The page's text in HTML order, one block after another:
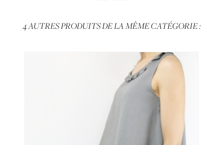
4 AUTRES PRODUITS DE LA MÊME CATÉGORIE :